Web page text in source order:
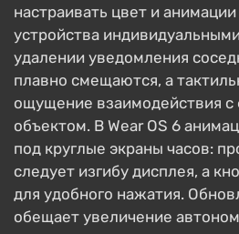
настраивать цвет и
устройства
удалении уведомления
плавно смещаются, а
ощущение взаимодействия с
объектом. В Wear OS 6
под круглые экраны часов:
следует изгибу дисплея, а
для удобного нажатия.
обещает увеличение